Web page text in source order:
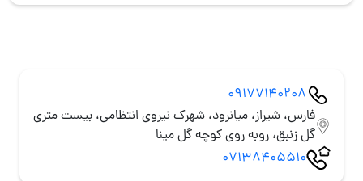
09177140208
فارس، شیراز، میانرود، شهرک نیروی انتظامی، بیست متری
گل زنبق، روبه روی کوچه گل مینا
07138405510